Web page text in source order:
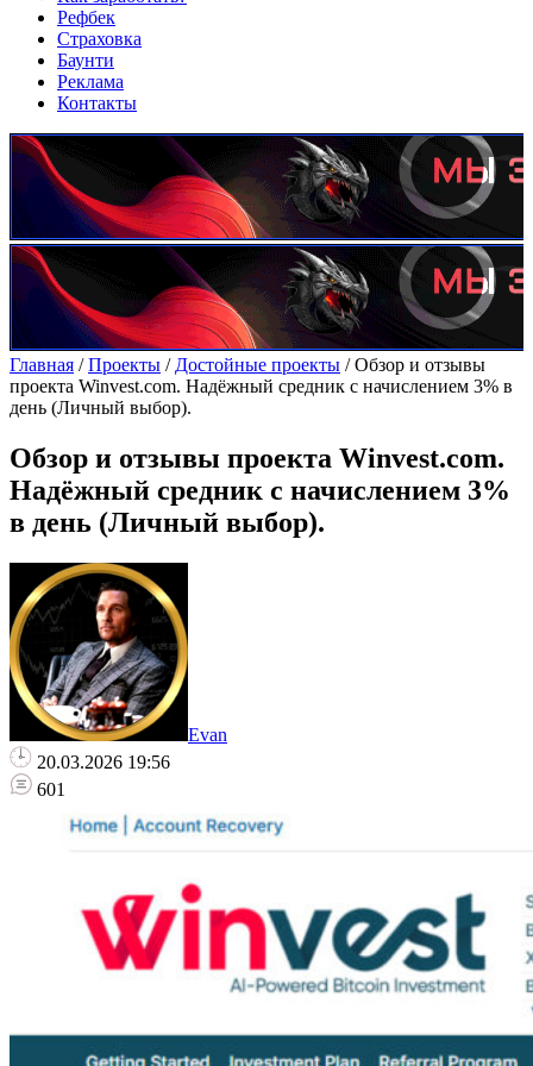
Рефбек
Страховка
Баунти
Реклама
Контакты
Главная /Проекты / Достойные проекты /Обзор и отзывы
проекта Winvest.com. Надёжный средник с начислением 3% в
день (Личный выбор).
Обзор и отзывы проекта Winvest.com.
Надёжный средник с начислением 3%
в день (Личный выбор).
Evan
20.03.2026 19:56
601